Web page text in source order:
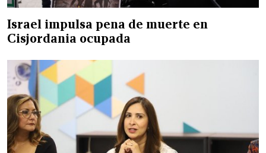
Israel impulsa pena de muerte en
Cisjordania ocupada